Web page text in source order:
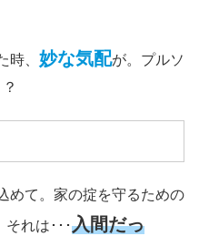
時、 妙な気配が。プルソ
めて。家の掟を守るための
それは･･･入間だっ